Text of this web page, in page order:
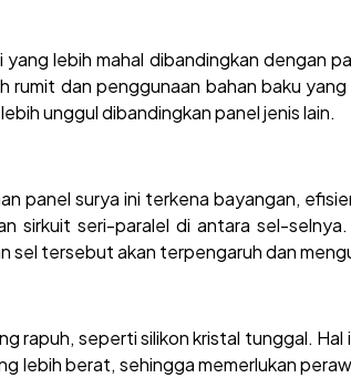
lebih mahal dibandingkan dengan
dan penggunaan bahan baku
unggul dibandingkan panel jenis lain.
panel surya ini terkena bayangan,
sirkuit seri-paralel di antara sel-
sel tersebut akan terpengaruh dan
rapuh, seperti silikon kristal tunggal.
lebih berat, sehingga memerlukan